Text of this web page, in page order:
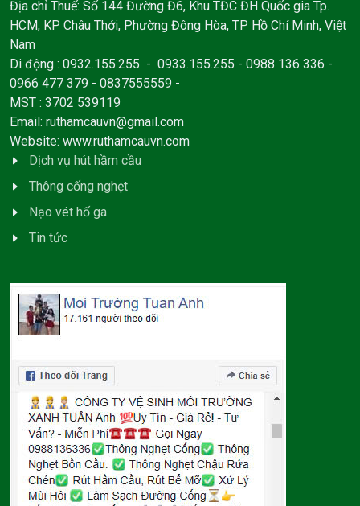
Địa chỉ Thuế: Số 144 Đường Đ6, Khu TĐC ĐH Quốc gia Tp.
HCM, KP Châu Thới, Phường Đông Hòa, TP Hồ Chí Minh, Việt
Nam
Di động : 0932.155.255 - 0933.155.255 - 0988 136 336 -
0966 477 379 - 0837555559 -
MST : 3702 539119
Email: ruthamcauvn@gmail.com
Website: www.ruthamcauvn.com
Dịch vụ hút hầm cầu
Thông cống nghẹt
Nạo vét hố ga
Tin tức